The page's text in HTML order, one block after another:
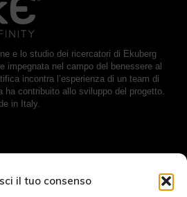
il tuo consenso
e lo studio dei ricercatori di Ekuberg
impegnata nel campo del benessere al
incontra l’esperienza di un team di
ha contribuito allo sviluppo del progetto.
in Italy.
CONTATTO CON NOI: